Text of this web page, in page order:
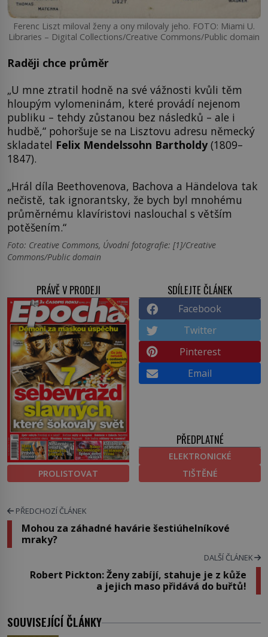
Ferenc Liszt miloval ženy a ony milovaly jeho. FOTO: Miami U.
Libraries – Digital Collections/Creative Commons/Public domain
Raději chce průměr
„U mne ztratil hodně na své vážnosti kvůli těm
hloupým vylomeninám, které provádí nejenom
publiku – tehdy zůstanou bez následků – ale i
hudbě,“ pohoršuje se na Lisztovu adresu německý
skladatel Felix Mendelssohn Bartholdy(1809–
1847).
„Hrál díla Beethovenova, Bachova a Händelova tak
nečistě, tak ignorantsky, že bych byl mnohému
průměrnému klavíristovi naslouchal s větším
potěšením.“
Foto: Creative Commons, Úvodní fotografie: [1]/Creative
Commons/Public domain
PRÁVĚ V PRODEJI
PROLISTOVAT
SDÍLEJTE ČLÁNEK
Facebook
Twitter
Pinterest
Email
PŘEDPLATNÉ
ELEKTRONICKÉ
TIŠTĚNÉ
PŘEDCHOZÍ ČLÁNEK
Mohou za záhadné havárie šestiúhelníkové
mraky?
DALŠÍ ČLÁNEK
Robert Pickton: Ženy zabíjí, stahuje je z kůže
a jejich maso přidává do buřtů!
SOUVISEJÍCÍ ČLÁNKY